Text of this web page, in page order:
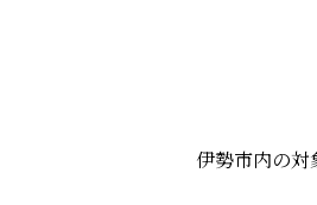
伊勢市内の